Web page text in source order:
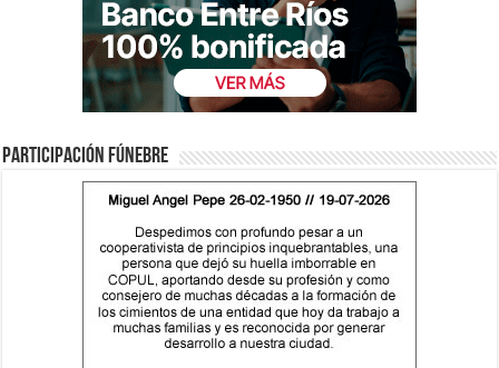
Participación fúnebre